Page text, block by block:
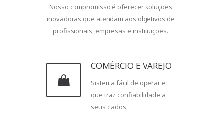
Nosso compromisso é oferecer soluções
inovadoras que atendam aos objetivos de
profissionais, empresas e instituições.
COMÉRCIO E VAREJO
Sistema fácil de operar e
que traz confiabilidade a
seus dados.